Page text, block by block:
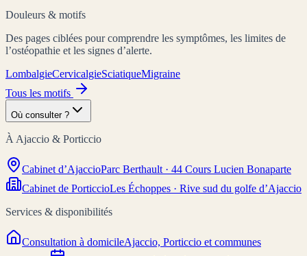
Douleurs & motifs
Des pages ciblées pour comprendre les symptômes, les limites de
l’ostéopathie et les signes d’alerte.
LombalgieCervicalgieSciatiqueMigraine
Tous les motifs
Où consulter ?
À Ajaccio & Porticcio
Cabinet d’AjaccioParc Berthault · 44 Cours Lucien Bonaparte
Cabinet de PorticcioLes Échoppes · Rive sud du golfe d’Ajaccio
Services & disponibilités
Consultation à domicileAjaccio, Porticcio et communes